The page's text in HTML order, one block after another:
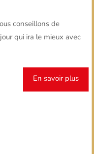
conseillons de
qui ira le mieux avec
En savoir plus